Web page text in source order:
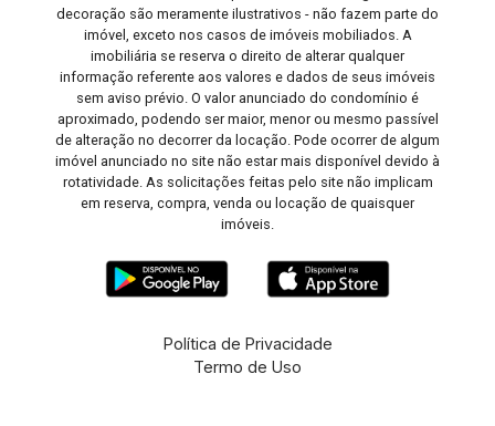
decoração são meramente ilustrativos - não fazem parte do
imóvel, exceto nos casos de imóveis mobiliados. A
imobiliária se reserva o direito de alterar qualquer
informação referente aos valores e dados de seus imóveis
sem aviso prévio. O valor anunciado do condomínio é
aproximado, podendo ser maior, menor ou mesmo passível
de alteração no decorrer da locação. Pode ocorrer de algum
imóvel anunciado no site não estar mais disponível devido à
rotatividade. As solicitações feitas pelo site não implicam
em reserva, compra, venda ou locação de quaisquer
imóveis.
Política de Privacidade
Termo de Uso